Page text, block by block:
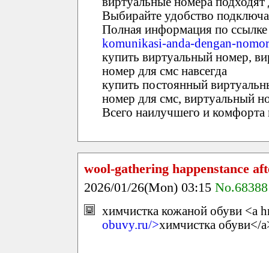
Выбирайте удобство
Полная информация по
komunikasi-anda-dengan-
купить виртуальный номер,
номер для смс навсегда
купить постоянный
номер для смс, виртуальный
Всего наилучшего и
wool-gathering happenstance
2026/01/26(Mon) 03:15 No.68388
химчистка кожаной обуви <a
obuvy.ru/>химчистка обуви</